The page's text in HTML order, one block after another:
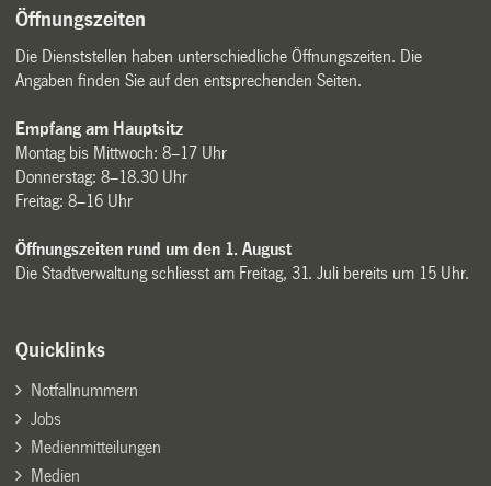
Öffnungszeiten
Die Dienststellen haben unterschiedliche Öffnungszeiten. Die
Angaben finden Sie auf den entsprechenden Seiten.
Empfang am Hauptsitz
Montag bis Mittwoch: 8–17 Uhr
Donnerstag: 8–18.30 Uhr
Freitag: 8–16 Uhr
Öffnungszeiten rund um den 1. August
Die Stadtverwaltung schliesst am Freitag, 31. Juli bereits um 15 Uhr.
Quicklinks
Notfallnummern
Jobs
Medienmitteilungen
Medien